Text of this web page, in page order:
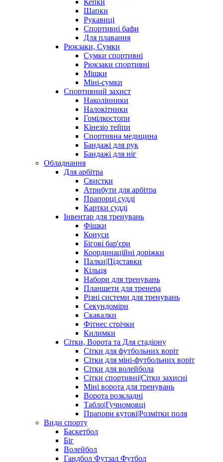
Кепки
Шапки
Рукавиці
Спортивні бафи
Для плавання
Рюкзаки, Сумки
Сумки спортивні
Рюкзаки спортивні
Мішки
Міні-сумки
Спортивний захист
Наколінники
Налокітники
Гомілкостопи
Кінезіо тейпи
Спортивна медицина
Бандажі для рук
Бандажі для ніг
Обладнання
Для арбітра
Свистки
Атрибути для арбітра
Прапорці судді
Картки судді
Інвентар для тренувань
Фішки
Конуси
Бігові бар'єри
Координаційні доріжки
Палки|Підставки
Кільця
Набори для тренувань
Планшети для тренера
Різні системи для тренувань
Секундоміри
Скакалки
Фітнес стрічки
Килимки
Сітки, Ворота та Для стадіону
Сітки для футбольних воріт
Сітки для міні-футбольних воріт
Сітки для волейбола
Сітки спортивні|Cітки захисні
Міні ворота для тренувань
Ворота розкладні
Табло|Гучномовці
Прапори кутові|Розмітки поля
Види спорту
Баскетбол
Біг
Волейбол
Гандбол Футзал Футбол